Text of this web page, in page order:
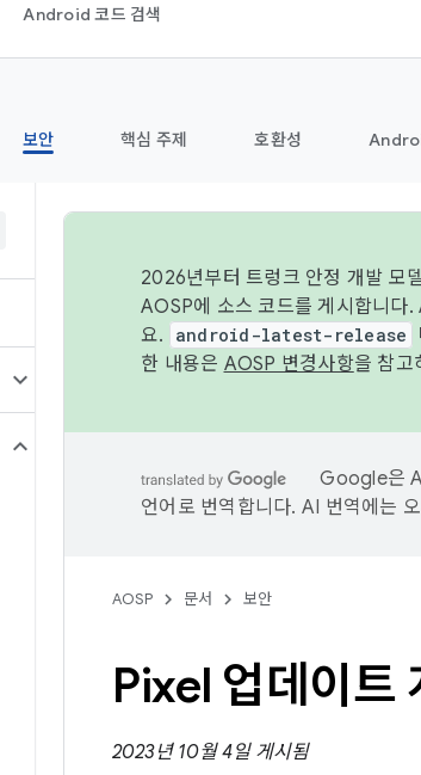
Android 코드 검색
보안 핵심 주제 호환성
2026년부터 트렁크 안정 개발 모
AOSP에 소스 코드를 게시합니다
요.
android-latest-release
한 내용은 AOSP 변경사항을 참고
Google은
언어로 번역합니다. AI 번역에는
AOSP 문서 보안
Pixel 업데이
2023년 10월 4일 게시됨